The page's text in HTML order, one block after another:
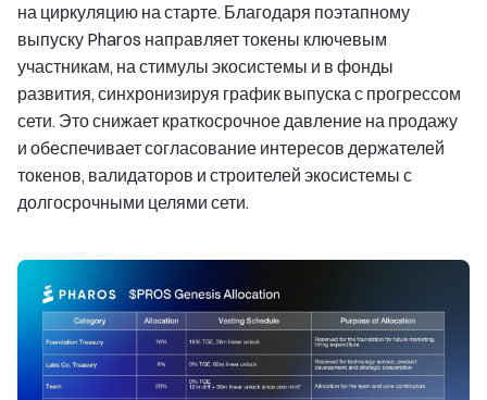
на циркуляцию на старте. Благодаря поэтапному
выпуску Pharos направляет токены ключевым
участникам, на стимулы экосистемы и в фонды
развития, синхронизируя график выпуска с прогрессом
сети. Это снижает краткосрочное давление на продажу
и обеспечивает согласование интересов держателей
токенов, валидаторов и строителей экосистемы с
долгосрочными целями сети.